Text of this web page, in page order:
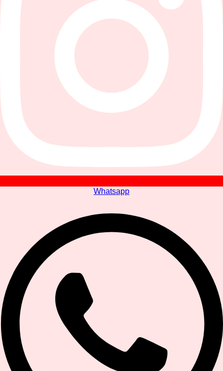
Whatsapp